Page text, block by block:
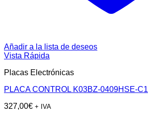
Añadir a la lista de deseos
Vista Rápida
Placas Electrónicas
PLACA CONTROL K03BZ-0409HSE-C1
327,00€ + IVA